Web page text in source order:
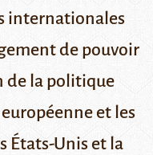
internationales
de pouvoir
de la politique
et les
États-Unis et la